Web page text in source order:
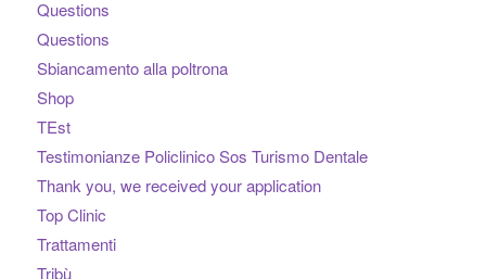
Questions
Questions
Sbiancamento alla poltrona
Shop
TEst
Testimonianze Policlinico Sos Turismo Dentale
Thank you, we received your application
Top Clinic
Trattamenti
Tribù